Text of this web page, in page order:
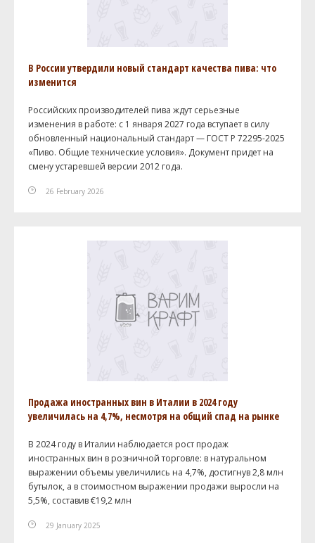
В России утвердили новый стандарт качества пива: что
изменится
Российских производителей пива ждут серьезные
изменения в работе: с 1 января 2027 года вступает в силу
обновленный национальный стандарт — ГОСТ Р 72295-2025
«Пиво. Общие технические условия». Документ придет на
смену устаревшей версии 2012 года.
26 February 2026
Продажа иностранных вин в Италии в 2024 году
увеличилась на 4,7%, несмотря на общий спад на рынке
В 2024 году в Италии наблюдается рост продаж
иностранных вин в розничной торговле: в натуральном
выражении объемы увеличились на 4,7%, достигнув 2,8 млн
бутылок, а в стоимостном выражении продажи выросли на
5,5%, составив €19,2 млн
29 January 2025